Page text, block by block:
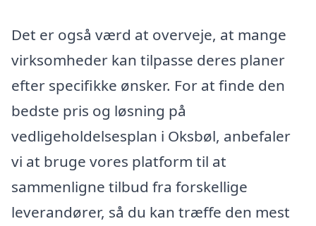
Det er også værd at overveje, at mange
virksomheder kan tilpasse deres planer
efter specifikke ønsker. For at finde den
bedste pris og løsning på
vedligeholdelsesplan i Oksbøl, anbefaler
vi at bruge vores platform til at
sammenligne tilbud fra forskellige
leverandører, så du kan træffe den mest